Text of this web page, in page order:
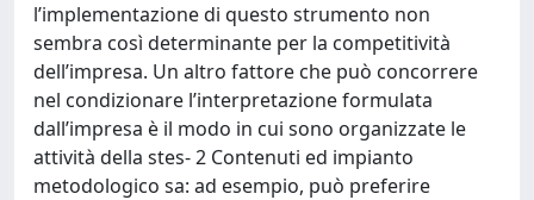
l’implementazione di questo strumento non
sembra così determinante per la competitività
dell’impresa. Un altro fattore che può concorrere
nel condizionare l’interpretazione formulata
dall’impresa è il modo in cui sono organizzate le
attività della stes- 2 Contenuti ed impianto
metodologico sa: ad esempio, può preferire